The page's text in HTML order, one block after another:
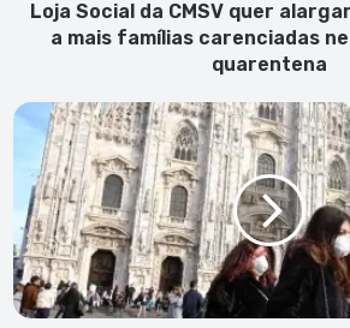
mais
famílias
período
quarentena
Loja Social da CMSV quer
a mais famílias carenciadas
quarentena
Itália
passa
mil
mortos
pelo
novo
coronavírus